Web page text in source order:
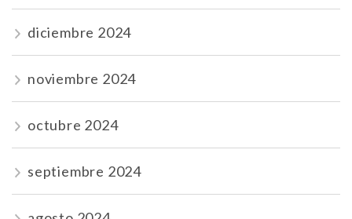
diciembre 2024
noviembre 2024
octubre 2024
septiembre 2024